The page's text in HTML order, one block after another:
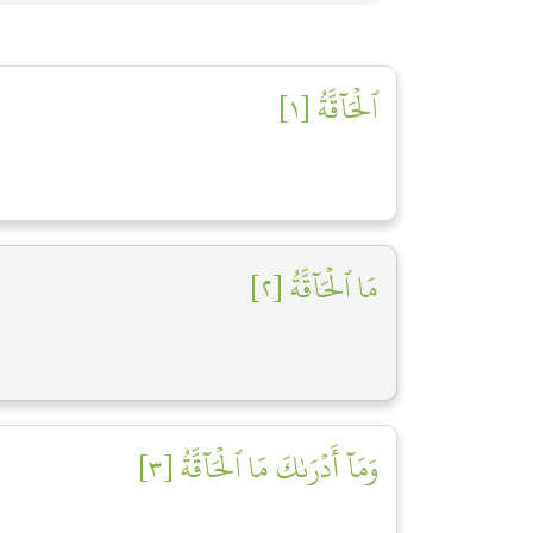
ٱلۡحَآقَّةُ [١]
مَا ٱلۡحَآقَّةُ [٢]
وَمَآ أَدۡرَىٰكَ مَا ٱلۡحَآقَّةُ [٣]